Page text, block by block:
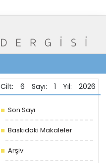
Cilt: 6 Sayı: 1 Yıl: 2026
Son Sayı
Baskıdaki Makaleler
Arşiv